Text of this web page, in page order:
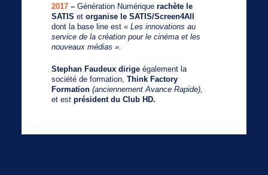
2017– Génération Numérique rachète le
SATIS et organise le SATIS/Screen4All
dont la base line est « Les innovations au
service de la création pour le cinéma et les
nouveaux médias ».
Stephan Faudeux dirigeégalement la
société de formation, Think Factory
Formation (anciennement Avance Rapide),
et estprésident du Club HD.